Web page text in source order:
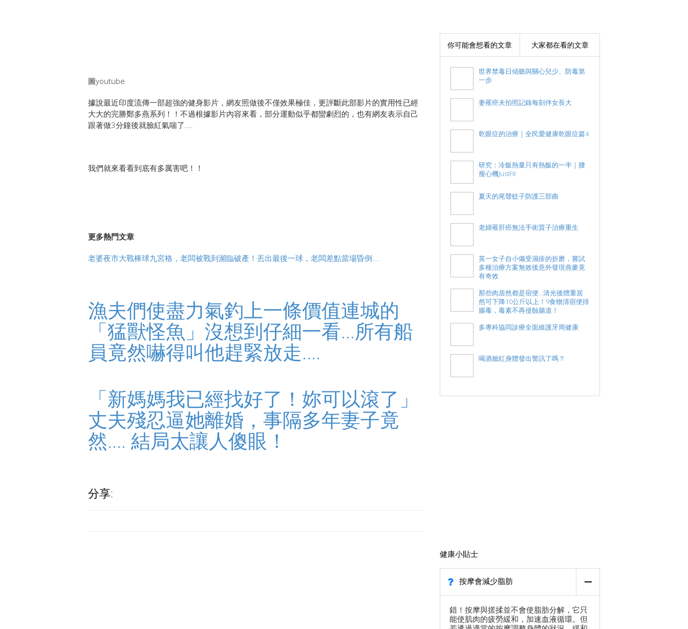
圖youtube
據說最近印度流傳一部超強的健身影片，網友照做後不僅效果極佳，更評斷此部影片的實用性已經
大大的完勝鄭多燕系列！！不過根據影片內容來看，部分運動似乎都蠻劇烈的，也有網友表示自己
跟著做3分鐘後就臉紅氣喘了....
我們就來看看到底有多厲害吧！！
更多熱門文章
老婆夜市大戰棒球九宮格，老闆被戰到瀕臨破產！丟出最後一球，老闆差點當場昏倒....
漁夫們使盡力氣釣上一條價值連城的
「猛獸怪魚」沒想到仔細一看...所有船
員竟然嚇得叫他趕緊放走....
「新媽媽我已經找好了！妳可以滾了」
丈夫殘忍逼她離婚，事隔多年妻子竟
然.... 結局太讓人傻眼！
分享:
你可能會想看的文章 大家都在看的文章
世界禁毒日傾聽與關心兒少、防毒第
一步
妻罹癌夫拍照記錄每刻伴女長大
乾眼症的治療｜全民愛健康乾眼症篇4
研究：冷飯熱量只有熱飯的一半｜腰
瘦心機JustFit
夏天的尾聲蚊子防護三部曲
老婦罹肝癌無法手術質子治療重生
英一女子自小備受濕疹的折磨，嘗試
多種治療方案無效後意外發現燕麥竟
有奇效
那些肉居然都是宿便...清光後體重居
然可下降10公斤以上！9食物清宿便排
腸毒，毒素不再侵蝕腸道！
多專科協同診療全面維護牙周健康
喝酒臉紅身體發出警訊了嗎？
健康小貼士
按摩會減少脂肪
錯！按摩與搓揉並不會使脂肪分解，它只
能使肌肉的疲勞緩和，加速血液循環。但